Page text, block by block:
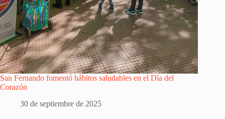
San Fernando fomentó hábitos saludables en el Día del
Corazón
30 de septiembre de 2025